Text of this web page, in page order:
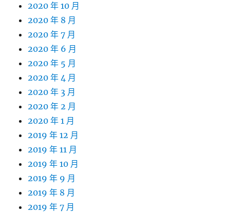
2020 年 10 月
2020 年 8 月
2020 年 7 月
2020 年 6 月
2020 年 5 月
2020 年 4 月
2020 年 3 月
2020 年 2 月
2020 年 1 月
2019 年 12 月
2019 年 11 月
2019 年 10 月
2019 年 9 月
2019 年 8 月
2019 年 7 月